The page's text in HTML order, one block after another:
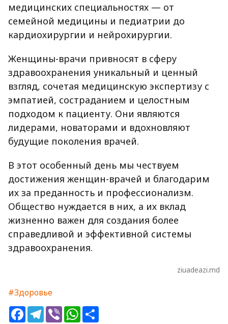
медицинских специальностях — от
семейной медицины и педиатрии до
кардиохирургии и нейрохирургии.
Женщины-врачи привносят в сферу
здравоохранения уникальный и ценный
взгляд, сочетая медицинскую экспертизу с
эмпатией, состраданием и целостным
подходом к пациенту. Они являются
лидерами, новаторами и вдохновляют
будущие поколения врачей.
В этот особенный день мы чествуем
достижения женщин-врачей и благодарим
их за преданность и профессионализм.
Общество нуждается в них, а их вклад
жизненно важен для создания более
справедливой и эффективной системы
здравоохранения.
ziuadeazi.md
#Здоровье
FacebookTelegram
ViberWhatsApp